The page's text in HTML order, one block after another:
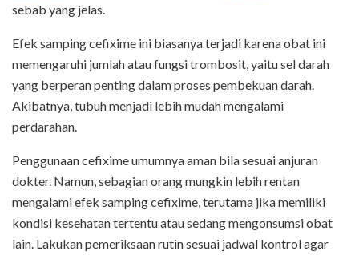
sebab yang jelas.
Efek samping cefixime ini biasanya terjadi karena obat ini
memengaruhi jumlah atau fungsi trombosit, yaitu sel darah
yang berperan penting dalam proses pembekuan darah.
Akibatnya, tubuh menjadi lebih mudah mengalami
perdarahan.
Penggunaan cefixime umumnya aman bila sesuai anjuran
dokter. Namun, sebagian orang mungkin lebih rentan
mengalami efek samping cefixime, terutama jika memiliki
kondisi kesehatan tertentu atau sedang mengonsumsi obat
lain. Lakukan pemeriksaan rutin sesuai jadwal kontrol agar